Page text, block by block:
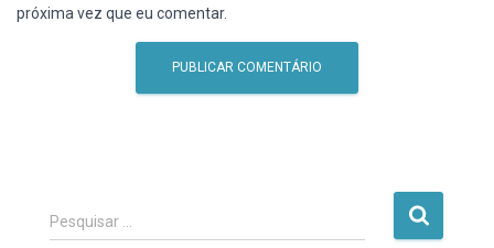
próxima vez que eu comentar.
P
e
Pesquisar …